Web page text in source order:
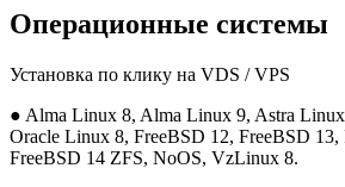
Операционные системы
Установка по клику на VDS / VPS
● Alma Linux 8, Alma Linux 9, Astra
Oracle Linux 8, FreeBSD 12, FreeBSD 13,
FreeBSD 14 ZFS, NoOS, VzLinux 8.